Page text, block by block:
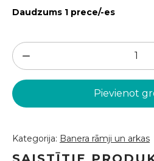
Daudzums 1 prece/-es
Balts
banera
rāmis
3.5m
2.5m
(BR83)
Pievienot
Kategorija: Banera rāmji un arkas